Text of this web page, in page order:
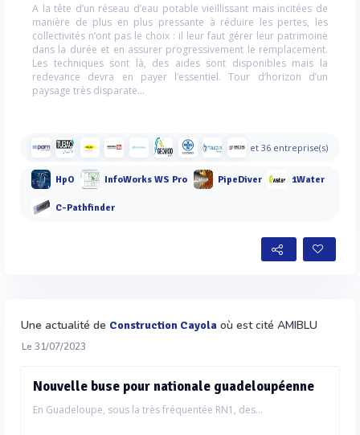
A la tête d’un réseau d’eau potable vieillissant mais incitées de
manière de plus en plus pressante à réduire les pertes, les
collectivités n’ont pas le choix : il leur faut gérer leur patrimoine
dans la durée et en assurer progressivement le remplacement.
Les techniques sont là, des aides sont disponibles mais la
redevance devra en payer l’essentiel. Tour d’horizon d’un
paysage très disparate…
et 36 entreprise(s)
HpO InfoWorks WS Pro PipeDiver 1Water
C-Pathfinder
Une actualité de Construction Cayola où est cité AMIBLU
Le 31/07/2023
Nouvelle buse pour nationale guadeloupéenne
En Guadeloupe, sous la très fréquentée RN1, des...